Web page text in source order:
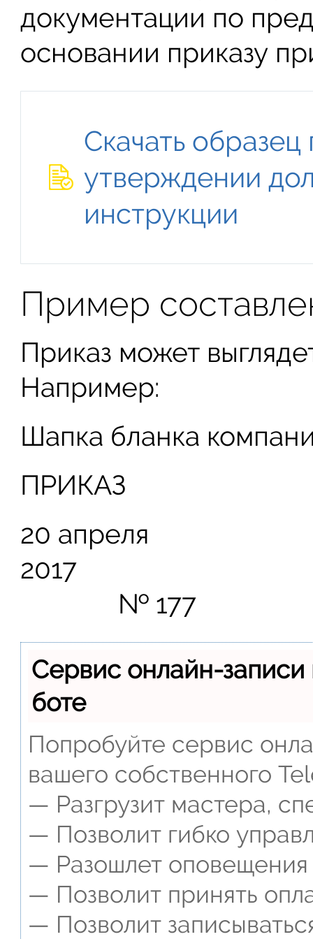
документации по
основании приказу
Скачать образец
утверждении
инструкции
Пример
Приказ может
Например:
Шапка бланка
ПРИКАЗ
20 апреля
№ 177
Сервис онлайн-
боте
Попробуйте сервис
вашего собственного
— Разгрузит мастера,
— Позволит гибко
— Разошлет оповещения
— Позволит принять
— Позволит